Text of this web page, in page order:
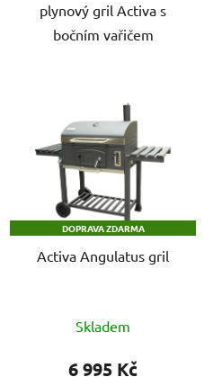
plynový gril Activa s
bočním vařičem
DOPRAVA ZDARMA
Activa Angulatus gril
Skladem
6 995 Kč